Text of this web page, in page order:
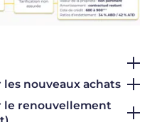
nouveaux achats
le renouvellement